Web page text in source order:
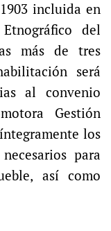
incluida en
del
más de tres
será
al convenio
Gestión
los
para
así como